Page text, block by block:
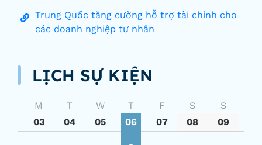
Trung Quốc tăng cường hỗ trợ tài chính cho
các doanh nghiệp tư nhân
LỊCH SỰ KIỆN
M T W T F S
S
03
04 05 06 07 08 09